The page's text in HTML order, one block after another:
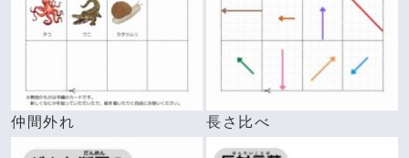
仲間外れ 長さ比べ